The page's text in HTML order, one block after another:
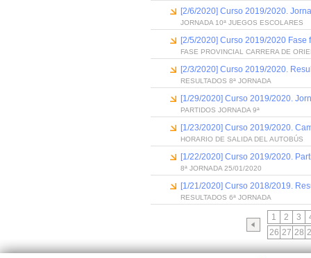
[2/6/2020] Curso 2019/2020.
JORNADA 10ª JUEGOS ESCOLARES
[2/5/2020] Curso 2019/2020
FASE PROVINCIAL CARRERA DE
[2/3/2020] Curso 2019/2020.
RESULTADOS 8ª JORNADA
[1/29/2020] Curso 2019/2020.
PARTIDOS JORNADA 9ª
[1/23/2020] Curso 2019/2020.
HORARIO DE SALIDA DEL AUTOBÚS
[1/22/2020] Curso 2019/2020.
8ª JORNADA 25/01/2020
[1/21/2020] Curso 2018/2019.
RESULTADOS 6ª JORNADA
1 2 3
26 27 28